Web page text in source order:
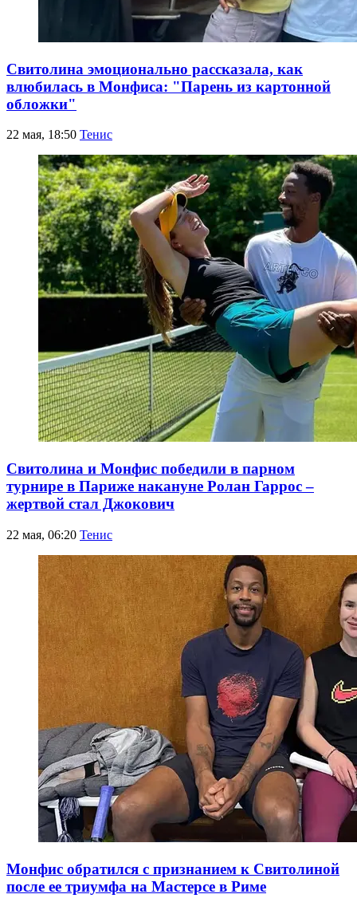
Свитолина эмоционально рассказала, как
влюбилась в Монфиса: "Парень из картонной
обложки"
22 мая, 18:50 Тенис
Свитолина и Монфис победили в парном
турнире в Париже накануне Ролан Гаррос –
жертвой стал Джокович
22 мая, 06:20 Тенис
Монфис обратился с признанием к Свитолиной
после ее триумфа на Мастерсе в Риме